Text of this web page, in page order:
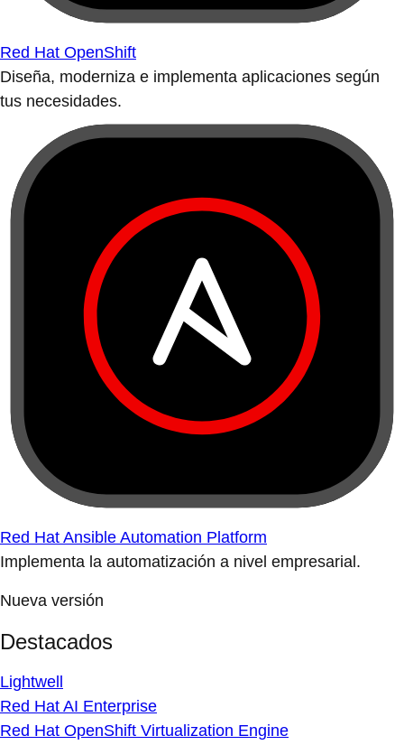
Red Hat OpenShift
Diseña, moderniza e implementa aplicaciones según
tus necesidades.
Red Hat Ansible Automation Platform
Implementa la automatización a nivel empresarial.
Nueva versión
Destacados
Lightwell
Red Hat AI Enterprise
Red Hat OpenShift Virtualization Engine